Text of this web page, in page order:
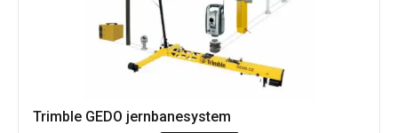
Trimble GEDO jernbanesystem